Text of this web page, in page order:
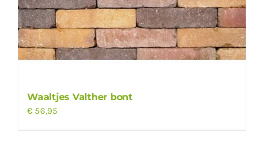
Waaltjes Valther bont
€ 56,95